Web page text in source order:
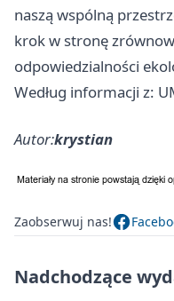
naszą wspólną
krok w stronę
odpowiedzialności
Według informacji z:
Autor:krystian
Zaobserwuj nas!
Nadchodzące